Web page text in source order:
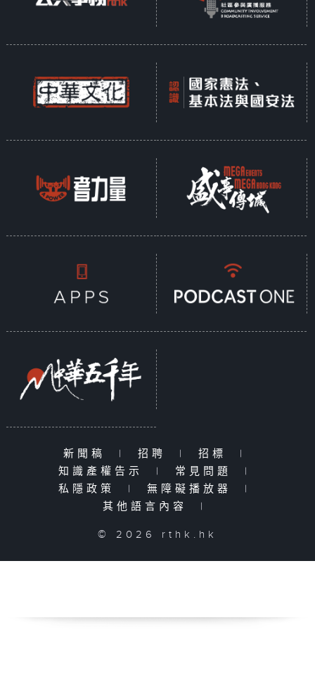
新聞稿 | 招聘 | 招標
|
知識產權告示
| 常見問題
|
私隱政策
| 無障礙播放器
|
其他語言內容
|
© 2026 rthk.hk